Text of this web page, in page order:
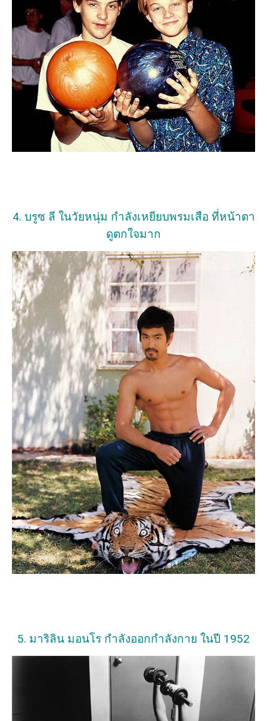
4. บรูซ ลี ในวัยหนุ่ม กำลังเหยียบพรมเสือ ที่หน้าตา
ดูตกใจมาก
5. มาริลิน มอนโร กำลังออกกำลังกาย ในปี 1952